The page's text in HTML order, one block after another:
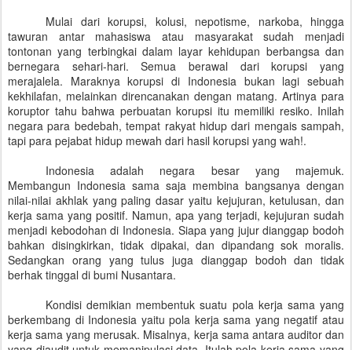
Mulai dari korupsi, kolusi, nepotisme, narkoba, hingga
tawuran antar mahasiswa atau masyarakat sudah menjadi
tontonan yang terbingkai dalam layar kehidupan berbangsa dan
bernegara sehari-hari. Semua berawal dari korupsi yang
merajalela. Maraknya korupsi di Indonesia bukan lagi sebuah
kekhilafan, melainkan direncanakan dengan matang. Artinya para
koruptor tahu bahwa perbuatan korupsi itu memiliki resiko. Inilah
negara para bedebah, tempat rakyat hidup dari mengais sampah,
tapi para pejabat hidup mewah dari hasil korupsi yang wah!.
Indonesia adalah negara besar yang majemuk.
Membangun Indonesia sama saja membina bangsanya dengan
nilai-nilai akhlak yang paling dasar yaitu kejujuran, ketulusan, dan
kerja sama yang positif. Namun, apa yang terjadi, kejujuran sudah
menjadi kebodohan di Indonesia. Siapa yang jujur dianggap bodoh
bahkan disingkirkan, tidak dipakai, dan dipandang sok moralis.
Sedangkan orang yang tulus juga dianggap bodoh dan tidak
berhak tinggal di bumi Nusantara.
Kondisi demikian membentuk suatu pola kerja sama yang
berkembang di Indonesia yaitu pola kerja sama yang negatif atau
kerja sama yang merusak. Misalnya, kerja sama antara auditor dan